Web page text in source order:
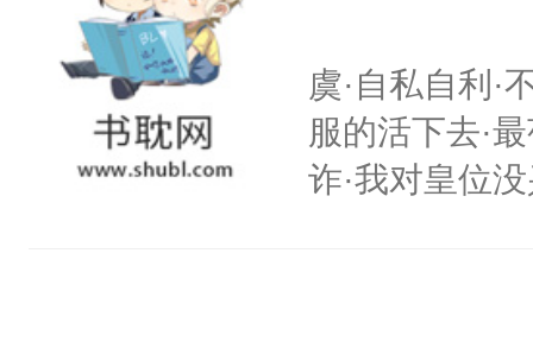
戚恩的信息
狗滚吧。]程
已发出，但被
虞·自私自利·
服的活下去·
诈·我对皇位